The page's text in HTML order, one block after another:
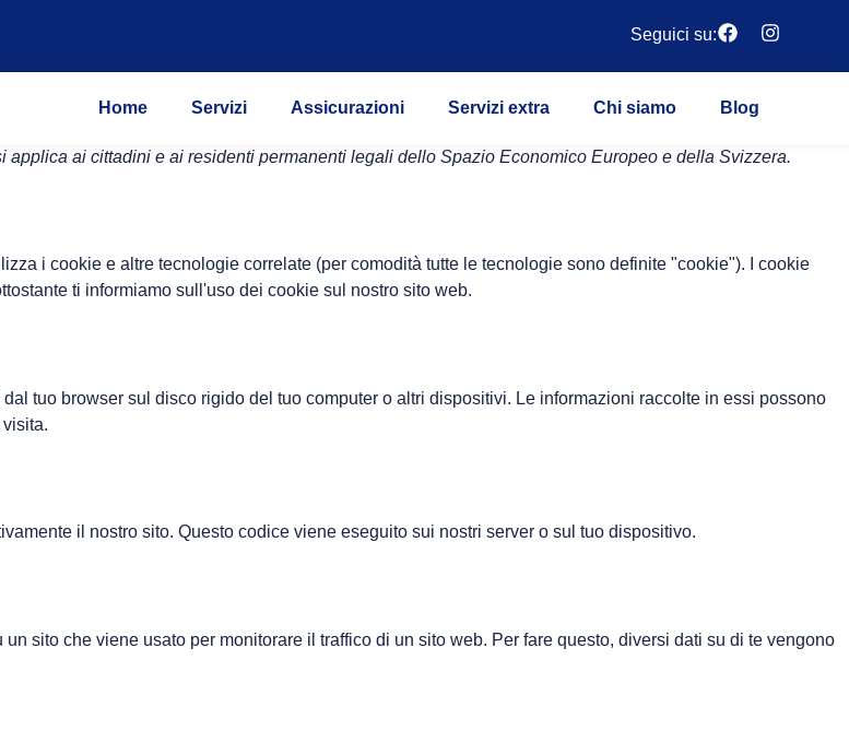
Seguici su:
Home Servizi Assicurazioni Servizi extra Chi siamo Blog
ai cittadini e ai residenti permanenti legali dello Spazio Economico Europeo e della Svizzera.
i cookie e altre tecnologie correlate (per comodità tutte le tecnologie sono definite "cookie"). I cookie
ti informiamo sull'uso dei cookie sul nostro sito web.
tuo browser sul disco rigido del tuo computer o altri dispositivi. Le informazioni raccolte in essi possono
il nostro sito. Questo codice viene eseguito sui nostri server o sul tuo dispositivo.
sito che viene usato per monitorare il traffico di un sito web. Per fare questo, diversi dati su di te vengono